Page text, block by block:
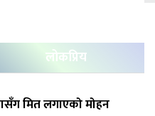
लोकप्रिय
मित लगाएको मोहन